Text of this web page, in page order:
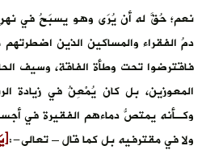
نعم؛ حُقَّ له أن يُرَى وهو يسبَحُ في نهرٍ
دمُ الفقراء والمساكين الذين
فاقترضوا تحت وطأة الفاقة، وسيف
المعوزين، بل كان يُمْعِنُ في زيادة
وكـأنه يمتصُّ دماءهم الفقيرة في
ولا في مقترفيه بل كما قال – تعالى-: